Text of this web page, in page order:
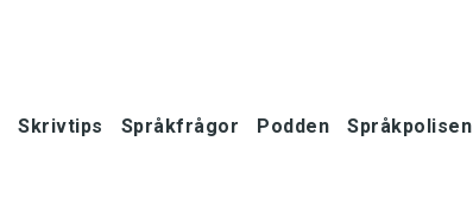
Skrivtips Språkfrågor Podden Språkpolisen